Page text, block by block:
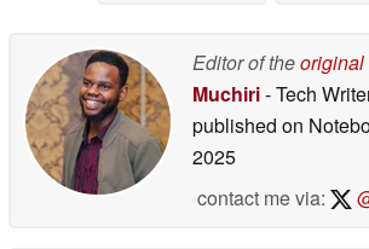
együtt
Editor of the
Muchiri- Tech
published on
2025
contact me via: